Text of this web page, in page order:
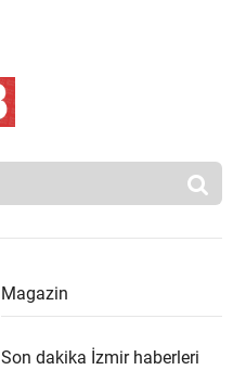
Magazin
Son dakika İzmir haberleri